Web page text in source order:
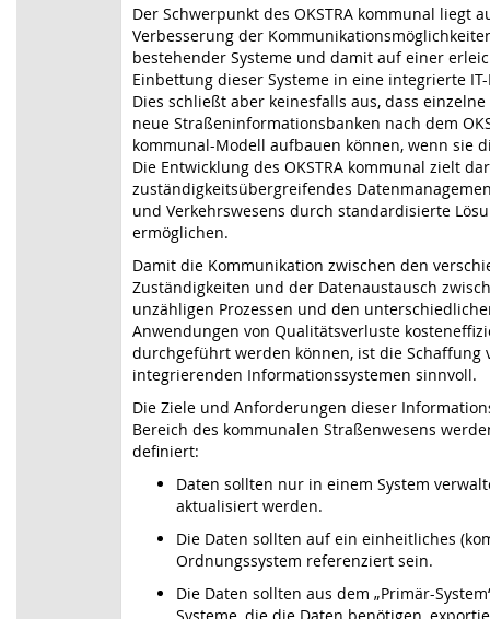
Der Schwerpunkt des OKSTRA kommunal liegt
Verbesserung der
bestehender Systeme und damit auf einer
Einbettung dieser Systeme in eine integrierte
Dies schließt aber keinesfalls aus, dass
neue Straßeninformationsbanken nach dem
kommunal-Modell aufbauen können, wenn sie
Die Entwicklung des OKSTRA kommunal zielt
zuständigkeitsübergreifendes
und Verkehrswesens durch standardisierte
ermöglichen.
Damit die Kommunikation zwischen den
Zuständigkeiten und der Datenaustausch
unzähligen Prozessen und den
Anwendungen von Qualitätsverluste
durchgeführt werden können, ist die Schaffung
integrierenden Informationssystemen sinnvoll.
Die Ziele und Anforderungen dieser
Bereich des kommunalen Straßenwesens
definiert:
Daten sollten nur in einem System
aktualisiert werden.
Die Daten sollten auf ein einheitliches
Ordnungssystem referenziert sein.
Die Daten sollten aus dem „Primär-